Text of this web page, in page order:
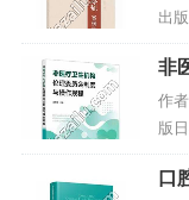
出
内
非
程
作
版
容
口